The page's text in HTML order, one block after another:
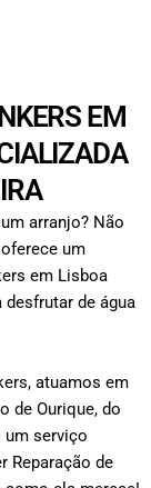
EM
arranjo? Não
um
em Lisboa
de água
atuamos em
de Ourique, do
um serviço
Reparação de